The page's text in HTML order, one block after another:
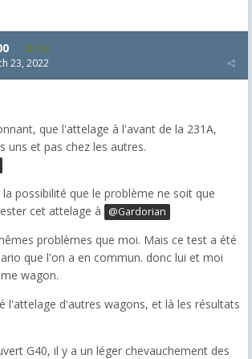
538
23, 2022
que l'attelage à l'avant de la 231A,
uns et pas chez les autres.
possibilité que le problème ne soit que
cet attelage à
@Gardorian
problèmes que moi. Mais ce test a été
que l'on a en commun. donc lui et moi
wagon.
l'attelage d'autres wagons, et là les résultats
G40, il y a un léger chevauchement des